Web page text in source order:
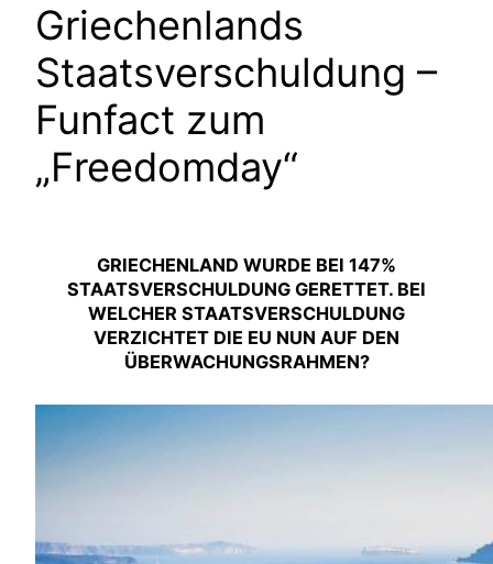
Griechenlands
Staatsverschuldung –
Funfact zum
„Freedomday“
GRIECHENLAND WURDE BEI 147%
STAATSVERSCHULDUNG GERETTET. BEI
WELCHER STAATSVERSCHULDUNG
VERZICHTET DIE EU NUN AUF DEN
ÜBERWACHUNGSRAHMEN?